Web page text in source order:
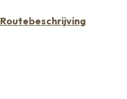
Routebeschrijving